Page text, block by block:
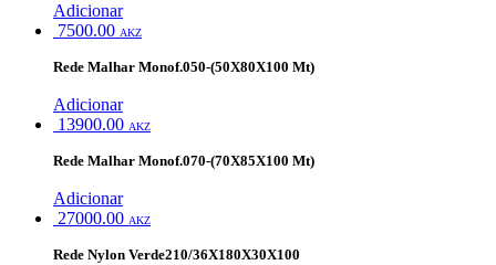
Adicionar
7500.00 AKZ
Rede Malhar Monof.050-(50X80X100 Mt)
Adicionar
13900.00 AKZ
Rede Malhar Monof.070-(70X85X100 Mt)
Adicionar
27000.00 AKZ
Rede Nylon Verde210/36X180X30X100